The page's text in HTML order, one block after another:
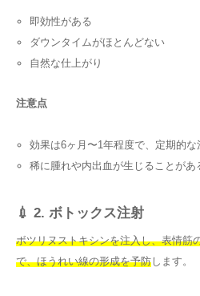
即効性がある
ダウンタイムがほとんどない
自然な仕上がり
注意点
効果は6ヶ月〜1年程度で、定期的な
稀に腫れや内出血が生じることがあ
💉 2. ボトックス注射
ボツリヌストキシンを注入し、表情筋
で、ほうれい線の形成を予防 します。